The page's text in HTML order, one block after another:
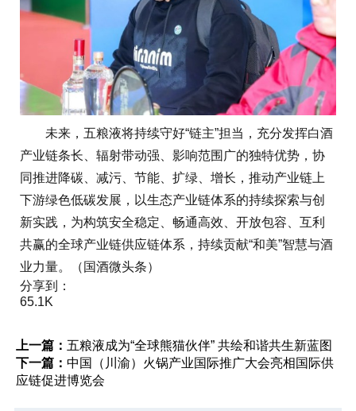
未来，五粮液将持续守好“链主”担当，充分发挥白酒
产业链条长、辐射带动强、影响范围广的独特优势，协
同推进降碳、减污、节能、扩绿、增长，推动产业链上
下游绿色低碳发展，以生态产业链体系的持续探索与创
新实践，为构筑安全稳定、畅通高效、开放包容、互利
共赢的全球产业链供应链体系，持续贡献“和美”智慧与酒
业力量。（国酒微头条）
分享到：
65.1K
上一篇： 五粮液成为“全球熊猫伙伴” 共绘和谐共生新蓝图
下一篇： 中国（川渝）火锅产业国际推广大会亮相国际供
应链促进博览会